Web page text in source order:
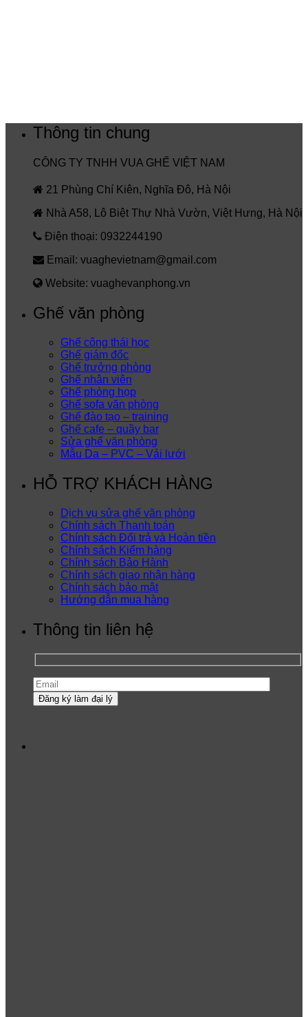
Thông tin chung
CÔNG TY TNHH VUA GHẾ VIỆT NAM
21 Phùng Chí Kiên, Nghĩa Đô, Hà Nội
Nhà A58, Lô Biệt Thự Nhà Vườn, Việt Hưng, Hà Nội
Điện thoại: 0932244190
Email: vuaghevietnam@gmail.com
Website: vuaghevanphong.vn
Ghế văn phòng
Ghế công thái học
Ghế giám đốc
Ghế trưởng phòng
Ghế nhân viên
Ghế phòng họp
Ghế sofa văn phòng
Ghế đào tạo – training
Ghế cafe – quầy bar
Sửa ghế văn phòng
Mẫu Da – PVC – Vải lưới
HỖ TRỢ KHÁCH HÀNG
Dịch vụ sửa ghế văn phòng
Chính sách Thanh toán
Chính sách Đổi trả và Hoàn tiền
Chính sách Kiểm hàng
Chính sách Bảo Hành
Chính sách giao nhận hàng
Chính sách bảo mật
Hướng dẫn mua hàng
Thông tin liên hệ